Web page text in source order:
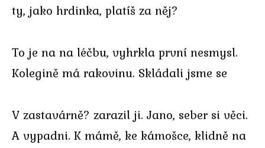
ty, jako hrdinka, platíš za něj?
To je na na léčbu, vyhrkla první nesmysl.
Kolegině má rakovinu. Skládali jsme se
V zastavárně? zarazil ji. Jano, seber si věci.
A vypadni. K mámě, ke kámošce, klidně na